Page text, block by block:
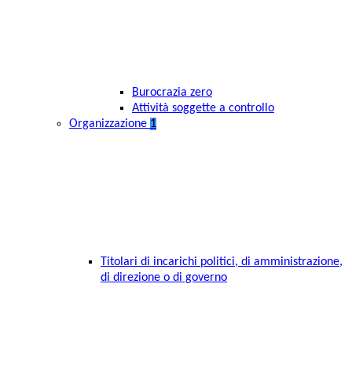
Burocrazia zero
Attività soggette a controllo
Organizzazione 1
Titolari di incarichi politici, di amministrazione,
di direzione o di governo